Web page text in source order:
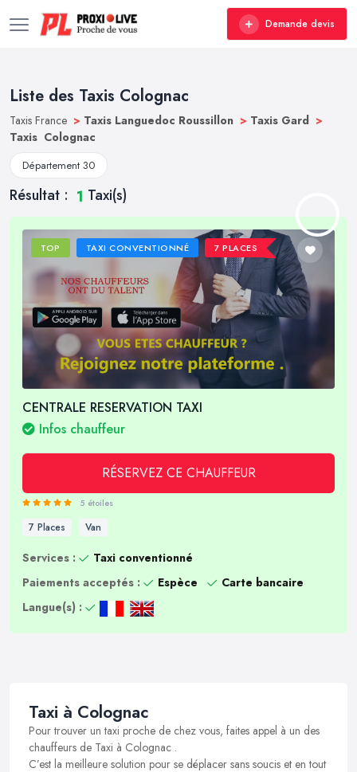
Demande devis
Liste des Taxis Colognac
Taxis France > Taxis Languedoc Roussillon > Taxis Gard >
Taxis Colognac
Département 30
Résultat : 1 Taxi(s)
TOP TAXI CONVENTIONNÉ 7 PLACES
CENTRALE RESERVATION TAXI
Infos chauffeur
RÉSERVEZ CE CHAUFFEUR
5 étoiles
7 Places Van
Services :
Taxi conventionné
Paiements acceptés :
Espèce
Carte bancaire
Langue(s) :
Taxi à Colognac
Pour trouver un taxi proche de chez vous, faites appel à un des
chauffeurs de Taxi à Colognac .
C’est la meilleure solution pour se déplacer sans soucis et en tout